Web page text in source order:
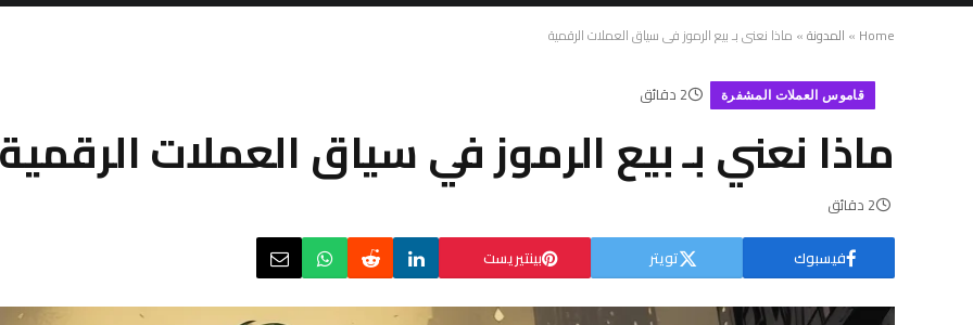
Home
» المدونة» ماذا نعني بـ بيع الرموز في سياق العملات الرقمية
قاموس العملات المشفرة 2 دقائق
ماذا نعني بـ بيع الرموز في سياق العملات الرقمية
2 دقائق
فيسبوك تويتر بينتيريست